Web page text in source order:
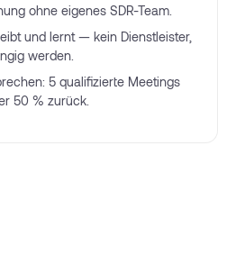
ohne eigenes SDR-Team.
und lernt — kein Dienstleister,
werden.
5 qualifizierte Meetings
50 % zurück.